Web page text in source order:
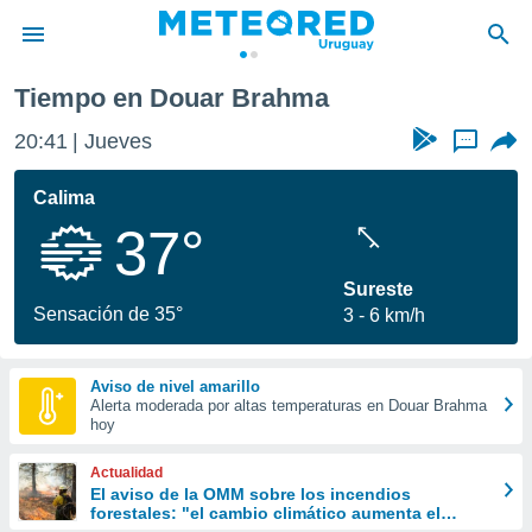
de
ha
calidad.
a este
las
y
forma
digital
basada
Tiempo en Douar Brahma
20:41 Jueves ...
Calima
37°
Sensación de 35°
Sureste
3
6 km/h
Aviso de nivel amarillo
Alerta moderada por altas temperaturas en Douar Brahma
hoy
Actualidad
El aviso de la OMM sobre los incendios
forestales: "el cambio climático aumenta el